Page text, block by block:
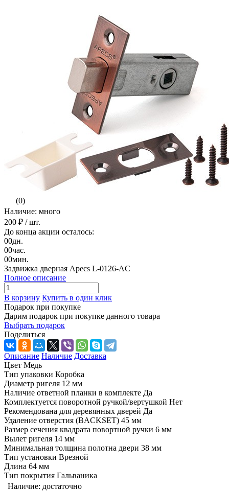
(0)
Наличие: много
200 ₽ / шт.
До конца акции осталось:
00дн.
00час.
00мин.
Задвижка дверная Apecs L-0126-AC
Полное описание
В корзину Купить в один клик
Подарок при покупке
Дарим подарок при покупке данного товара
Выбрать подарок
Поделиться
Описание Наличие Доставка
Цвет Медь
Тип упаковки Коробка
Диаметр ригеля 12 мм
Наличие ответной планки в комплекте Да
Комплектуется поворотной ручкой/вертушкой Нет
Рекомендована для деревянных дверей Да
Удаление отверстия (BACKSET) 45 мм
Размер сечения квадрата повортной ручки 6 мм
Вылет ригеля 14 мм
Минимальная толщина полотна двери 38 мм
Тип установки Врезной
Длина 64 мм
Тип покрытия Гальваника
Наличие: достаточно